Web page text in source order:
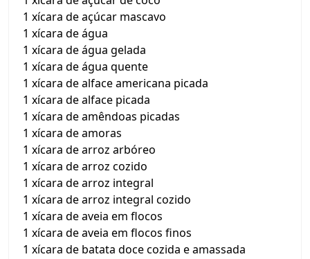
1 xícara de açúcar mascavo
1 xícara de água
1 xícara de água gelada
1 xícara de água quente
1 xícara de alface americana picada
1 xícara de alface picada
1 xícara de amêndoas picadas
1 xícara de amoras
1 xícara de arroz arbóreo
1 xícara de arroz cozido
1 xícara de arroz integral
1 xícara de arroz integral cozido
1 xícara de aveia em flocos
1 xícara de aveia em flocos finos
1 xícara de batata doce cozida e amassada